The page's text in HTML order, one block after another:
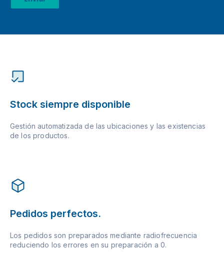
Stock siempre disponible
Gestión automatizada de las ubicaciones y las existencias
de los productos.
Pedidos perfectos.
Los pedidos son preparados mediante radiofrecuencia
reduciendo los errores en su preparación a 0.